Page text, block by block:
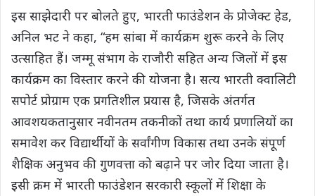
इस साझेदारी पर बोलते हुए, भारती फाउंडेशन के प्रोजेक्ट हेड,
अनिल भट ने कहा, “हम सांबा में कार्यक्रम शुरू करने के लिए
उत्साहित हैं। जम्मू संभाग के राजौरी सहित अन्य जिलों में इस
कार्यक्रम का विस्तार करने की योजना है। सत्य भारती क्वालिटी
सपोर्ट प्रोग्राम एक प्रगतिशील प्रयास है, जिसके अंतर्गत
आवशयकतानुसार नवीनतम तकनीकों तथा कार्य प्रणालियों का
समावेश कर विद्यार्थीयों के सर्वांगीण विकास तथा उनके संपूर्ण
शैक्षिक अनुभव की गुणवत्ता को बढ़ाने पर जोर दिया जाता है।
इसी क्रम में भारती फाउंडेशन सरकारी स्कूलों में शिक्षा के